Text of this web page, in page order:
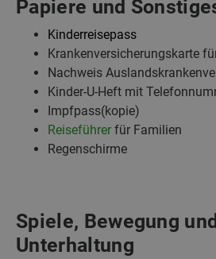
Papiere und
Kinderreisepass
Krankenversicherungskarte
Nachweis
Kinder-U-Heft mit
Impfpass(kopie)
Reiseführer für Familien
Regenschirme
Spiele, Bewegung und
Unterhaltung